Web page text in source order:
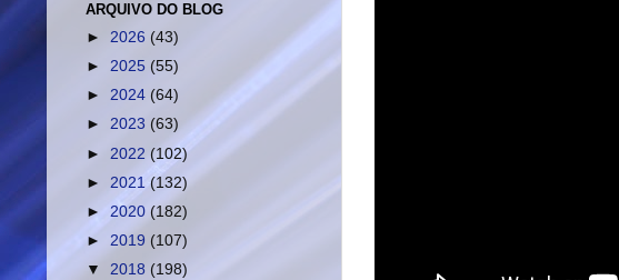
ARQUIVO DO BLOG
► 2026 (43)
► 2025 (55)
► 2024 (64)
► 2023 (63)
► 2022 (102)
► 2021 (132)
► 2020 (182)
► 2019 (107)
▼ 2018 (198)